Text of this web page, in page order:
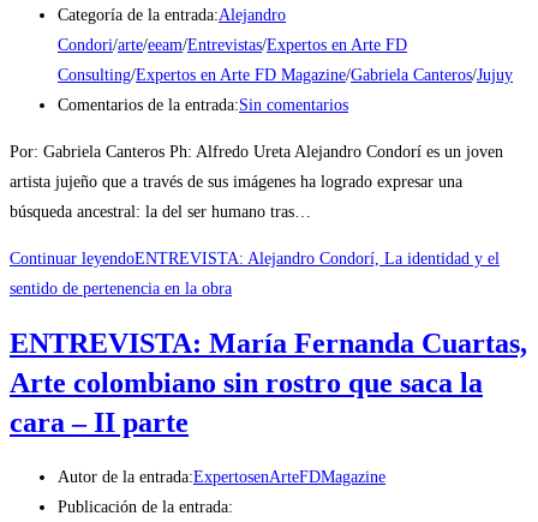
Categoría de la entrada:Alejandro
Condori/arte/eeam/Entrevistas/Expertos en Arte FD
Consulting/Expertos en Arte FD Magazine/Gabriela Canteros/Jujuy
Comentarios de la entrada:Sin comentarios
Por: Gabriela Canteros Ph: Alfredo Ureta Alejandro Condorí es un joven
artista jujeño que a través de sus imágenes ha logrado expresar una
búsqueda ancestral: la del ser humano tras…
Continuar leyendoENTREVISTA: Alejandro Condorí, La identidad y el
sentido de pertenencia en la obra
ENTREVISTA: María Fernanda Cuartas,
Arte colombiano sin rostro que saca la
cara – II parte
Autor de la entrada:ExpertosenArteFDMagazine
Publicación de la entrada: